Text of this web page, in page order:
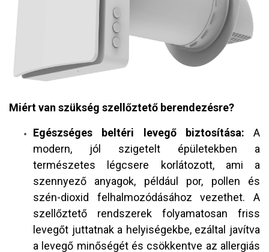
Miért van szükség szellőztető berendezésre?
Egészséges beltéri levegő biztosítása: A
modern, jól szigetelt épületekben a
természetes légcsere korlátozott, ami a
szennyező anyagok, például por, pollen és
szén-dioxid felhalmozódásához vezethet. A
szellőztető rendszerek folyamatosan friss
levegőt juttatnak a helyiségekbe, ezáltal javítva
a levegő minőségét és csökkentve az allergiás